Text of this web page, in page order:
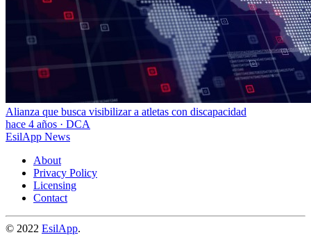
Alianza que busca visibilizar a atletas con discapacidad
hace 4 años · DCA
EsilApp News
About
Privacy Policy
Licensing
Contact
© 2022 EsilApp.